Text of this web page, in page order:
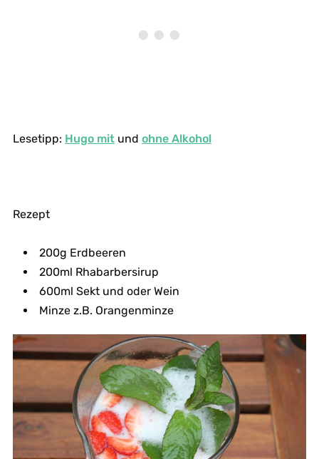
Lesetipp: Hugo mitund ohne Alkohol
Rezept
200g Erdbeeren
200ml Rhabarbersirup
600ml Sekt und oder Wein
Minze z.B. Orangenminze